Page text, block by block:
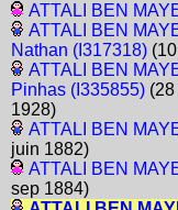
ATTALI BEN
ATTALI BEN
Nathan (I317318)(10
ATTALI BEN
Pinhas (I335855)(28
1928)
ATTALI BEN
juin 1882)
ATTALI BEN
sep 1884)